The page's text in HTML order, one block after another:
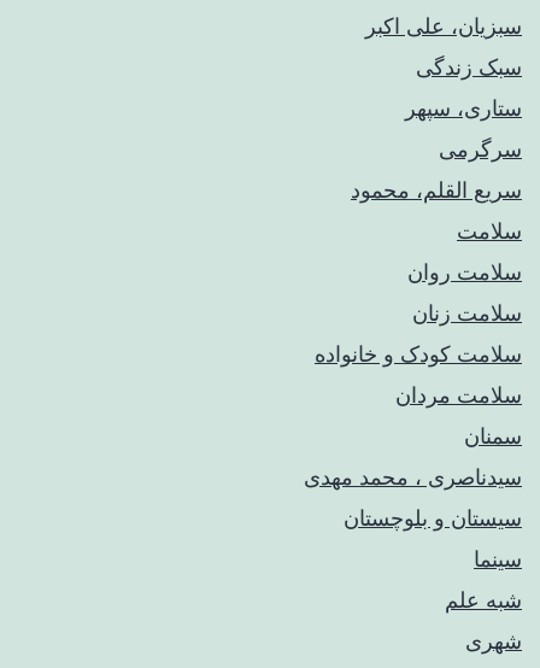
سبزیان، علی اکبر
سبک زندگی
ستاری، سپهر
سرگرمی
سریع القلم، محمود
سلامت
سلامت روان
سلامت زنان
سلامت کودک‌ و خانواده
سلامت مردان
سمنان
سیدناصری ، محمد مهدی
سیستان و بلوچستان
سینما
شبه علم
شهری